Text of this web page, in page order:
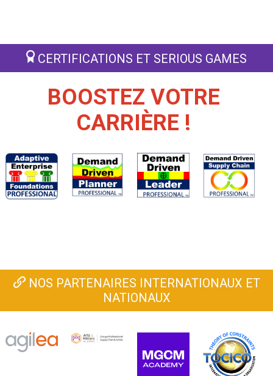
CERTIFICATIONS ET SERIOUS GAMES
BOOSTEZ VOTRE
CARRIÈRE !
NOS PARTENAIRES INTERNATIONAUX ET
NATIONAUX